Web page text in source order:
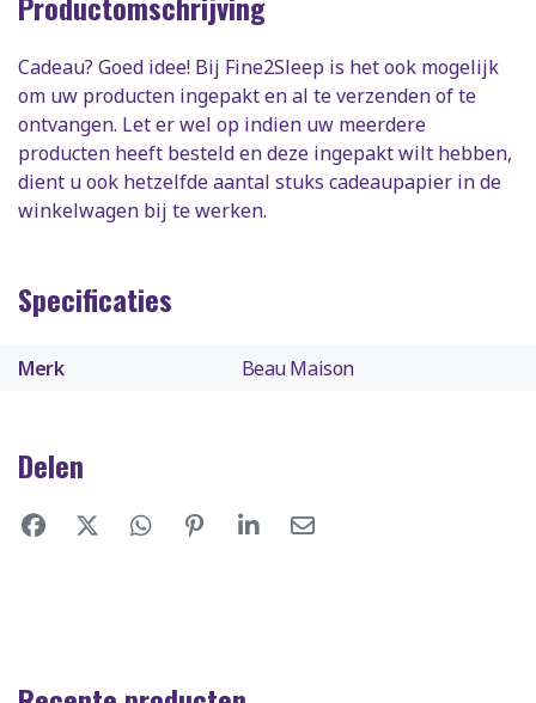
Cadeau? Goed idee! Bij Fine2Sleep is het ook mogelijk
om uw producten ingepakt en al te verzenden of te
ontvangen. Let er wel op indien uw meerdere
producten heeft besteld en deze ingepakt wilt hebben,
dient u ook hetzelfde aantal stuks cadeaupapier in de
winkelwagen bij te werken.
Specificaties
Merk Beau Maison
Delen